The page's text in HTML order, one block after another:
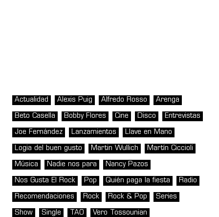
Actualidad Alexis Puig Alfredo Rosso Arenga
Beto Casella Bobby Flores Cine Disco Entrevistas
Joe Fernández Lanzamientos Llave en Mano
Logia del buen gusto Martin Wullich Martín Ciccioli
Música Nadie nos para Nancy Pazos
Nos Gusta El Rock Pop Quién paga la fiesta Radio
Recomendaciones Rock Rock & Pop Series
Show Single TAO Vero Tossounian